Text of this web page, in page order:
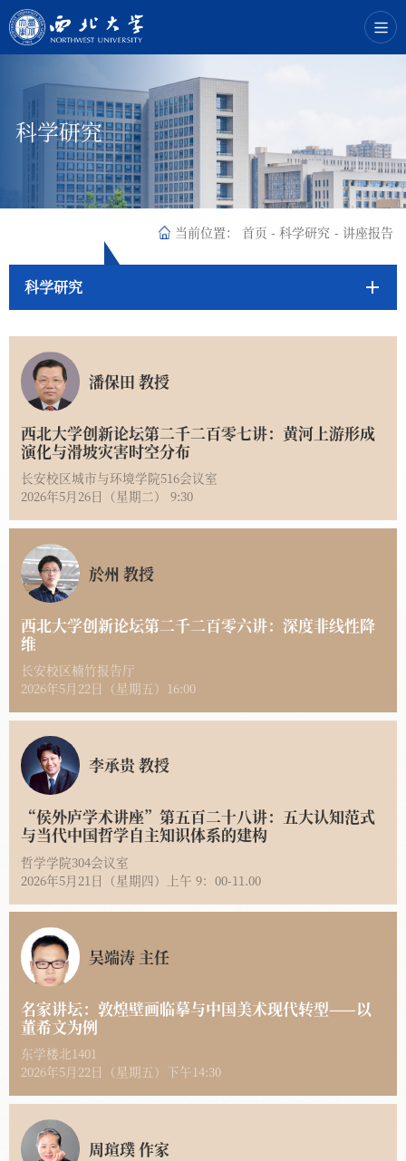
科学研究
当前位置： 首页 - 科学研究 - 讲座报告
科学研究
潘保田 教授
西北大学创新论坛第二千二百零七讲：黄河上游形成
演化与滑坡灾害时空分布
长安校区城市与环境学院516会议室
2026年5月26日（星期二） 9:30
於州 教授
西北大学创新论坛第二千二百零六讲：深度非线性降
维
长安校区楠竹报告厅
2026年5月22日（星期五）16:00
李承贵 教授
“侯外庐学术讲座”第五百二十八讲：五大认知范式
与当代中国哲学自主知识体系的建构
哲学学院304会议室
2026年5月21日（星期四）上午 9：00-11.00
吴端涛 主任
名家讲坛：敦煌壁画临摹与中国美术现代转型——以
董希文为例
东学楼北1401
2026年5月22日（星期五）下午14:30
周瑄璞 作家